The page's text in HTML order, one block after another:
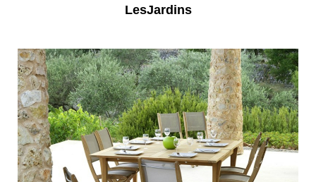
LesJardins